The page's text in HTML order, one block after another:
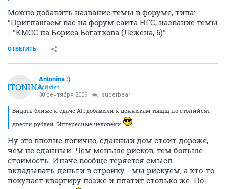
Можно добавить название темы в форуме, типа:
"Приглашаем вас на форум сайта НГС, название темы
- "КМСС на Бориса Богаткова (Лежена, 6)"
ОТВЕТИТЬ
Antonina :)
activist
30 сентября 2009 superbear
Видать ближе к сдаче АН добавили к ценникам тыщщ по стопийсят
двести рублей. Интересные человеки
Ну это вполне логично, сданный дом стоит дороже,
чем не сданный. Чем меньше рисков, тем больше
стоимость. Иначе вообще теряется смысл
вкладывать деньги в стройку - мы рискуем, а кто-то
покупает квартиру позже и платит столько же. По-